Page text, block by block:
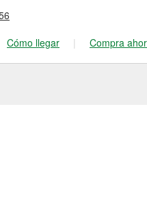
Cómo llegar | Compra